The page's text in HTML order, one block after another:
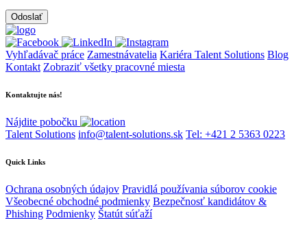
Vyhľadávač práce Zamestnávatelia Kariéra Talent Solutions Blog
Kontakt Zobraziť všetky pracovné miesta
Kontaktujte nás!
Nájdite pobočku
Talent Solutions info@talent-solutions.sk Tel: +421 2 5363 0223
Quick Links
Ochrana osobných údajov Pravidlá používania súborov cookie
Všeobecné obchodné podmienky Bezpečnosť kandidátov &
Phishing Podmienky Štatút súťaží